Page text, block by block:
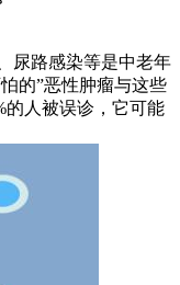
尿路感染等是中老年
的”恶性肿瘤与这些
的人被误诊，它可能